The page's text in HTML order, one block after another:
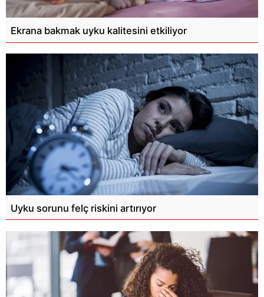
Ekrana bakmak uyku kalitesini etkiliyor
Uyku sorunu felç riskini artırıyor